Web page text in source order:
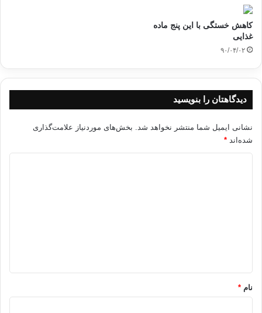
کاهش خستگی با این پنج ماده
غذایی
۹۰/۰۴/۰۲
دیدگاهتان را بنویسید
نشانی ایمیل شما منتشر نخواهد شد. بخش‌های موردنیاز علامت‌گذاری
شده‌اند *
نام *